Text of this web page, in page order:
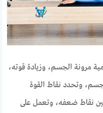
مرونة الجسم، وزيادة قوته،
وتحدد نقاط القوة
نقاط ضعفه، وتعمل على